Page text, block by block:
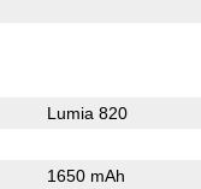
Lumia 820
1650 mAh